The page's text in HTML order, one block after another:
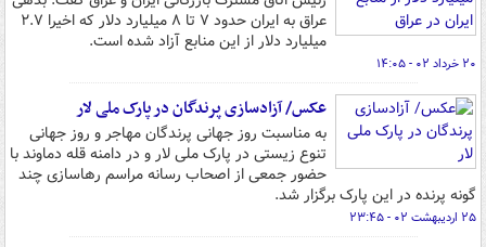
عراق به ایران حدود ۷ تا ۸ میلیارد دلار که اخیرا ۲.۷
میلیارد دلار از این منابع آزاد شده است.
۲۰ خرداد ۰۲ - ۱۴:۰۵
عکس/ آزادسازی پرندگان در پارک ملی لار
به مناسبت روز جهانی پرندگان مهاجر و روز جهانی
تنوع زیستی در پارک ملی لار و در دامنه قله دماوند با
حضور جمعی از اصحاب رسانه مراسم رهاسازی چند
گونه پرنده در این پارک برگزار شد.
۲۵ اردیبهشت ۰۲ - ۲۳:۴۵